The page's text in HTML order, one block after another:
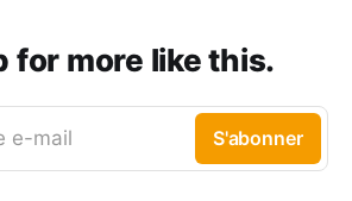
for more like this.
e-mail S'abonner